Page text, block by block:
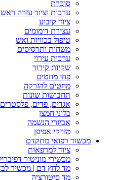
סוכרת
ערכות וציוד עזרה
ציוד קיבוע
עצירת דימומים
טיפול בכוויות ואש
משחות ותרסיסים
ערכות עירוי
שקיות קירור
פחי מחטים
מחטים להזרקה
תחבושות שונות
אגדים, פדים, פלסטרים
בלוני חמצן
אביזרי הנשמה
מזרקי אפיפן
מכשור רפואי מתקדם
ציוד למרפאות
מכשירי מוניטור
מד לחץ דם | מכשיר
מד סיטורציה